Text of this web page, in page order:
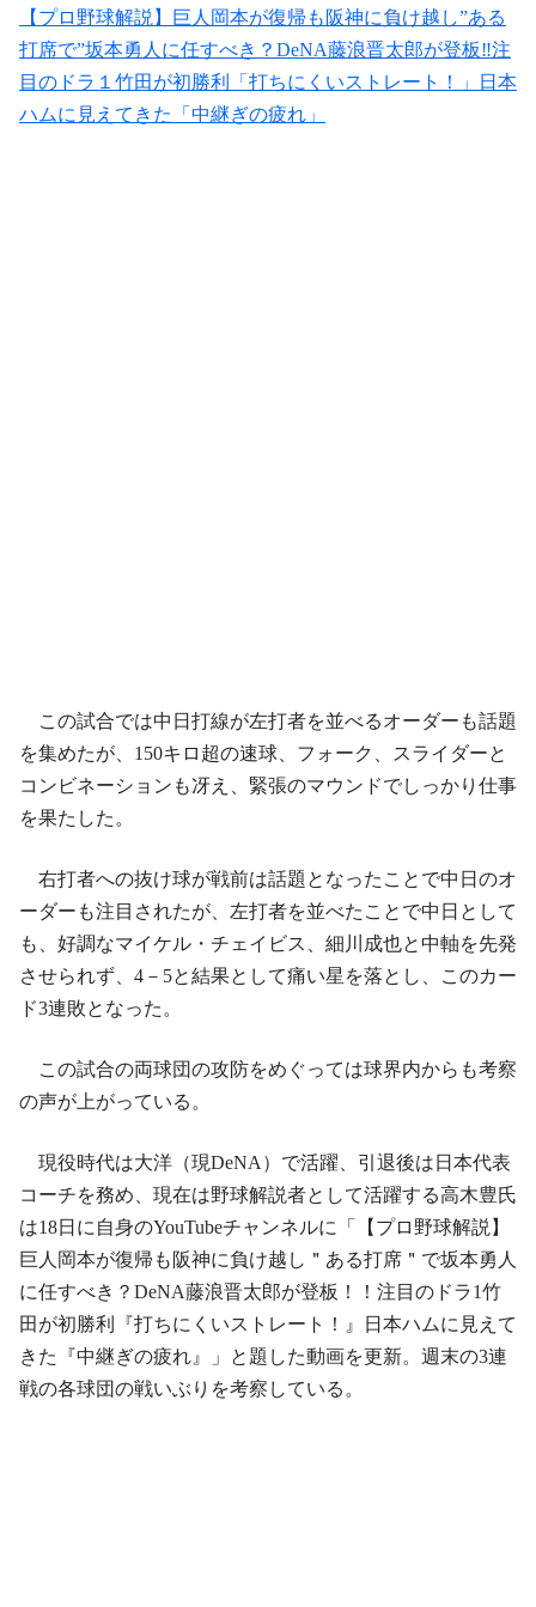
【プロ野球解説】巨人岡本が復帰も阪神に負け越し”ある
打席で”坂本勇人に任すべき？DeNA藤浪晋太郎が登板‼︎注
目のドラ１竹田が初勝利「打ちにくいストレート！」日本
ハムに見えてきた「中継ぎの疲れ」
この試合では中日打線が左打者を並べるオーダーも話題
を集めたが、150キロ超の速球、フォーク、スライダーと
コンビネーションも冴え、緊張のマウンドでしっかり仕事
を果たした。
右打者への抜け球が戦前は話題となったことで中日のオ
ーダーも注目されたが、左打者を並べたことで中日として
も、好調なマイケル・チェイビス、細川成也と中軸を先発
させられず、4－5と結果として痛い星を落とし、このカー
ド3連敗となった。
この試合の両球団の攻防をめぐっては球界内からも考察
の声が上がっている。
現役時代は大洋（現DeNA）で活躍、引退後は日本代表
コーチを務め、現在は野球解説者として活躍する高木豊氏
は18日に自身のYouTubeチャンネルに「【プロ野球解説】
巨人岡本が復帰も阪神に負け越し＂ある打席＂で坂本勇人
に任すべき？DeNA藤浪晋太郎が登板！！注目のドラ1竹
田が初勝利『打ちにくいストレート！』日本ハムに見えて
きた『中継ぎの疲れ』」と題した動画を更新。週末の3連
戦の各球団の戦いぶりを考察している。